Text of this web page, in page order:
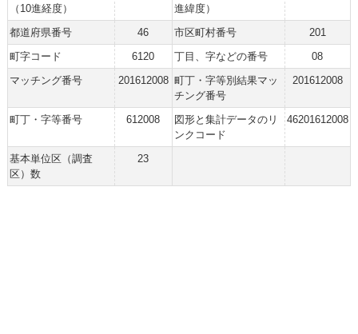
（10進経度）
進緯度）
都道府県番号 46 市区町村番号
201
町字コード
6120 丁目、字などの番号
08
マッチング番号
201612008 町丁・字等別結果マッ
チング番号
201612008
町丁・字等番号 612008
図形と集計データのリ
ンクコード
46201612008
基本単位区（調査
区）数
23